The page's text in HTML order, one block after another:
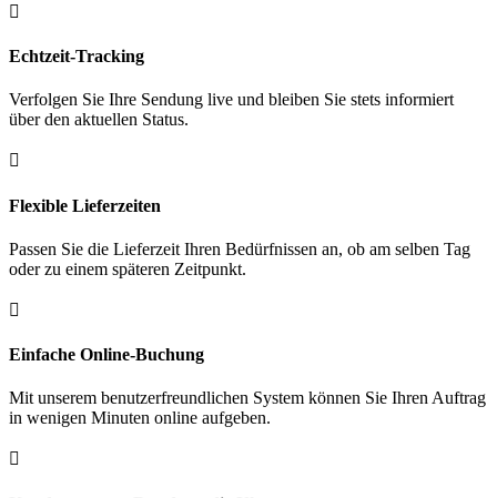

Echtzeit-Tracking
Verfolgen Sie Ihre Sendung live und bleiben Sie stets informiert
über den aktuellen Status.

Flexible Lieferzeiten
Passen Sie die Lieferzeit Ihren Bedürfnissen an, ob am selben Tag
oder zu einem späteren Zeitpunkt.

Einfache Online-Buchung
Mit unserem benutzerfreundlichen System können Sie Ihren Auftrag
in wenigen Minuten online aufgeben.
